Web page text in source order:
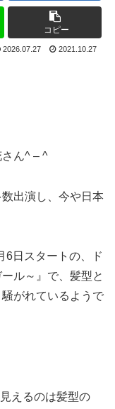
コピー
2026.07.27 2021.10.27
ん^ – ^
出演し、今や日本
6日スタートの、ド
ル～』で、髪型と
がれているようで
えるのは髪型の